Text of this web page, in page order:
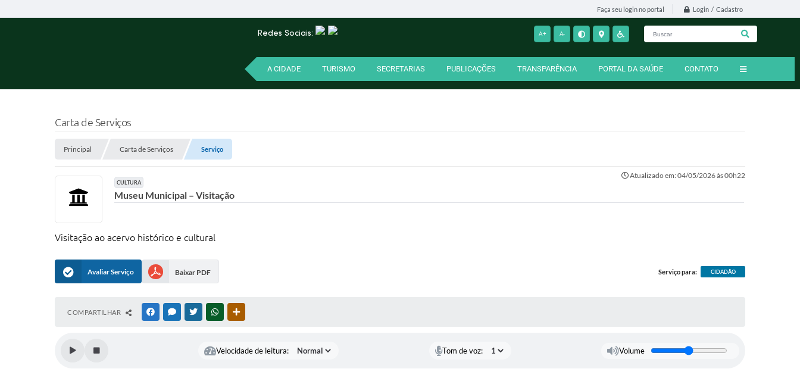
Faça seu login no portal Login / Cadastro
Redes Sociais: A+ A-
A CIDADE TURISMO SECRETARIAS PUBLICAÇÕES TRANSPARÊNCIA PORTAL DA SAÚDE CONTATO
Carta de Serviços
Principal Carta de Serviços Serviço
Atualizado em: 04/05/2026 às 00h22
CULTURA
Museu Municipal – Visitação
Visitação ao acervo histórico e cultural
Avaliar Serviço Baixar PDF Serviço para: CIDADÃO
COMPARTILHAR FACEBOOKMESSENGER
TWITTERWHATSAPP
Velocidade de leitura: Tom de voz: Volume